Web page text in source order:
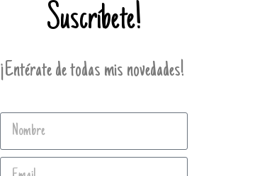
Suscríbete!
¡Entérate de todas mis novedades!